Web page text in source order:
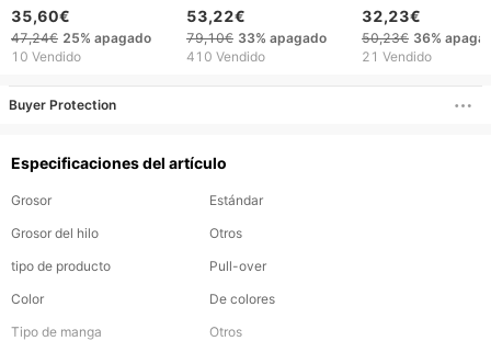
cuello alto Color
bloque tejido moda
suéteres hombres
35,60€
47,24€ 25% apagado
10 Vendido
moda gruesa,
gabardina de longitud
media, cuello vuelto
53,22€
79,10€ 33% apagado
410 Vendido
nuevo, cuello alto,
media cremallera,
manga larga,
32,23€
50,23€ 36%
21 Vendido
Buyer Protection
Especificaciones del artículo
Grosor
Estándar
Grosor del hilo
Otros
tipo de producto
Pull-over
Color
De colores
Tipo de manga
Otros